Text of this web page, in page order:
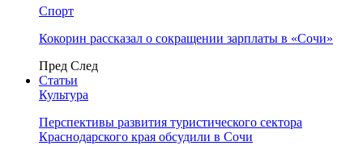
Спорт
Кокорин рассказал о сокращении зарплаты в «Сочи»
Пред След
Статьи
Культура
Перспективы развития туристического сектора
Краснодарского края обсудили в Сочи